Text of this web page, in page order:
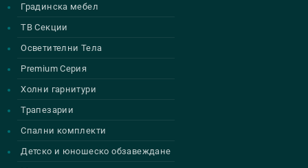
Градинска мебел
ТВ Секции
Осветителни Тела
Premium Серия
Холни гарнитури
Трапезарии
Спални комплекти
Детско и юношеско обзавеждане